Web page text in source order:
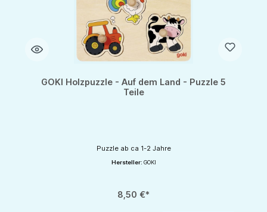
GOKI Holzpuzzle - Auf dem Land - Puzzle 5
Teile
Puzzle ab ca 1-2 Jahre
Hersteller: GOKI
8,50 €*